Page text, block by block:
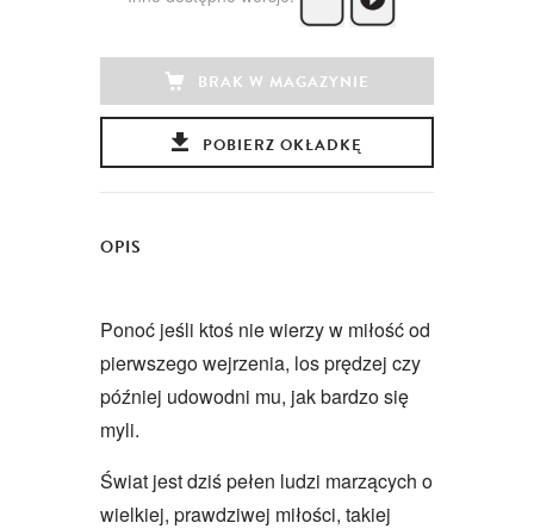
BRAK W MAGAZYNIE
POBIERZ OKŁADKĘ
OPIS
Ponoć jeśli ktoś nie wierzy w miłość od
pierwszego wejrzenia, los prędzej czy
później udowodni mu, jak bardzo się
myli.
Świat jest dziś pełen ludzi marzących o
wielkiej, prawdziwej miłości, takiej